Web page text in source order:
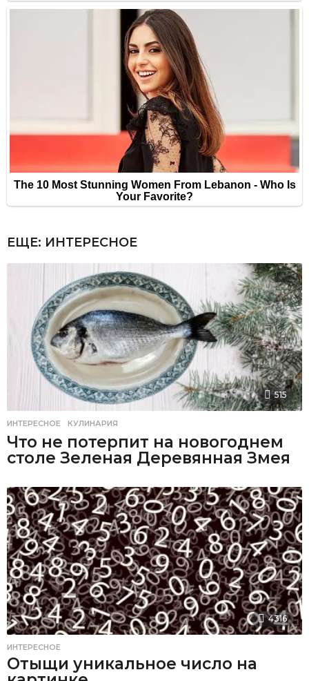
ЕЩЕ: ИНТЕРЕСНОЕ
515
ИНТЕРЕСНОЕ ,КУЛИНАРИЯ
Что не потерпит на новогоднем
столе Зеленая Деревянная Змея
4316
ИНТЕРЕСНОЕ
Отыщи уникальное число на